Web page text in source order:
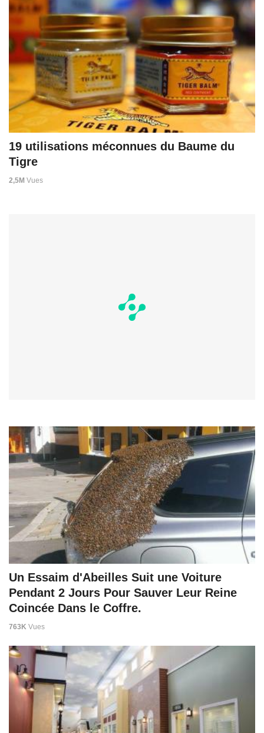
19 utilisations méconnues du Baume du
Tigre
2,5M Vues
Un Essaim d'Abeilles Suit une Voiture
Pendant 2 Jours Pour Sauver Leur Reine
Coincée Dans le Coffre.
763K Vues